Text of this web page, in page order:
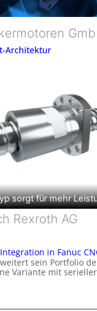
Architektur
sorgt für mehr
Rexroth AG
in Fanuc
sein Portfolio
Variante mit serieller